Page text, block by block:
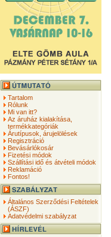
Tartalom
Rólunk
Mi van itt?
Az áruház kialakítása,
termékkategóriák
Árutípusok, árujelölések
Regisztráció
Bevásárlókosár
Fizetési módok
Szállítási idő és átvételi módok
Reklamáció
Fontos!
Általános Szerződési Feltételek
(ÁSZF)
Adatvédelmi szabályzat